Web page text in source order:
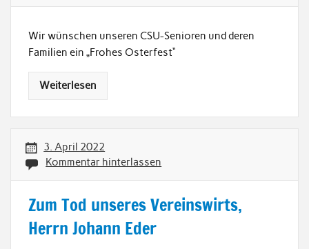
Wir wünschen unseren CSU-Senioren und deren
Familien ein „Frohes Osterfest“
Weiterlesen
3. April 2022
Kommentar hinterlassen
Zum Tod unseres Vereinswirts,
Herrn Johann Eder